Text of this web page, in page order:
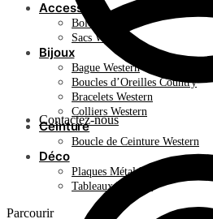
Contactez-nous
Accessoire
Bolo Tie
Sacs Western
Bijoux
Bague Western
Boucles d’Oreilles Country
Bracelets Western
Colliers Western
Ceinture
Boucle de Ceinture Western
Déco
Plaques Métal Déco Américaine
Tableaux Western
Parcourir